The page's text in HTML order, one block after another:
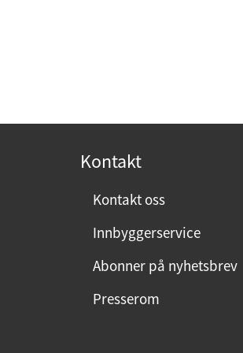
Kontakt
Kontakt oss
Innbyggerservice
Abonner på nyhetsbrev
Presserom